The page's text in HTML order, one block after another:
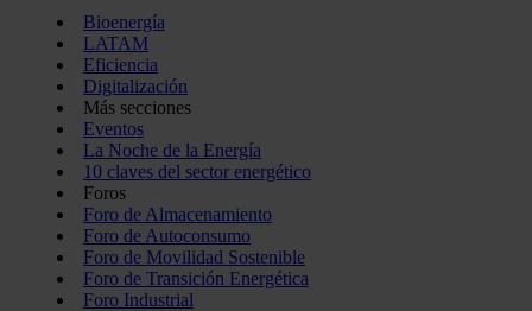
Bioenergía
LATAM
Eficiencia
Digitalización
Más secciones
Eventos
La Noche de la Energía
10 claves del sector energético
Foros
Foro de Almacenamiento
Foro de Autoconsumo
Foro de Movilidad Sostenible
Foro de Transición Energética
Foro Industrial